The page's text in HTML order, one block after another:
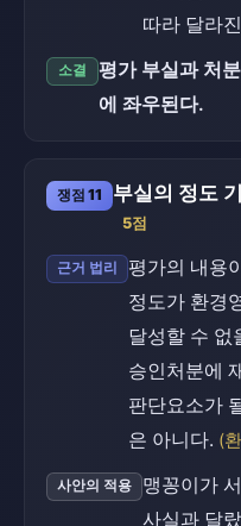
따라 달라
소결
평가 부실과 처
에 좌우된다.
쟁점 11 부실의 정도
5점
근거 법리
평가의 내용
정도가 환경
달성할 수 없
승인처분에
판단요소가
은 아니다. (
사안의 적용
맹꽁이가
사실과 달